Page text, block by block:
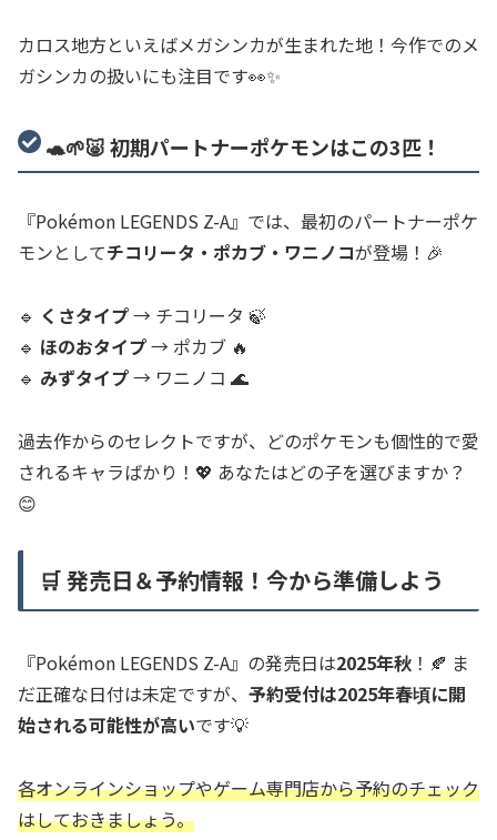
カロス地方といえばメガシンカが生まれた地！今作でのメ
ガシンカの扱いにも注目です👀✨
🐢🌱🐷 初期パートナーポケモンはこの3匹！
『Pokémon LEGENDS Z-A』では、最初のパートナーポケ
モンとしてチコリータ・ポカブ・ワニノコが登場！🎉
🔹 くさタイプ→ チコリータ 🍃
🔹 ほのおタイプ→ ポカブ 🔥
🔹 みずタイプ→ ワニノコ 🌊
過去作からのセレクトですが、どのポケモンも個性的で愛
されるキャラばかり！💖 あなたはどの子を選びますか？
😊
🛒 発売日＆予約情報！今から準備しよう
『Pokémon LEGENDS Z-A』の発売日は2025年秋 ！🍂 ま
だ正確な日付は未定ですが、 予約受付は2025年春頃に開
始される可能性が高いです💡
各オンラインショップやゲーム専門店から予約のチェック
はしておきましょう。